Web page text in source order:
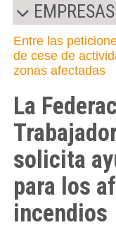
EMPRESAS
Entre las
de cese de
zonas afectadas
La
solicita
para los
incendios